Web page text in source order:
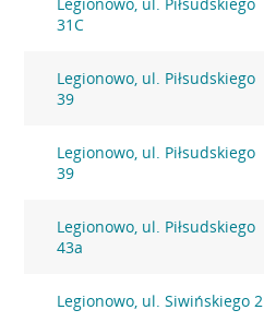
31C
Legionowo, ul. Piłsudskiego
39
Legionowo, ul. Piłsudskiego
39
Legionowo, ul. Piłsudskiego
43a
Legionowo, ul. Siwińskiego 2